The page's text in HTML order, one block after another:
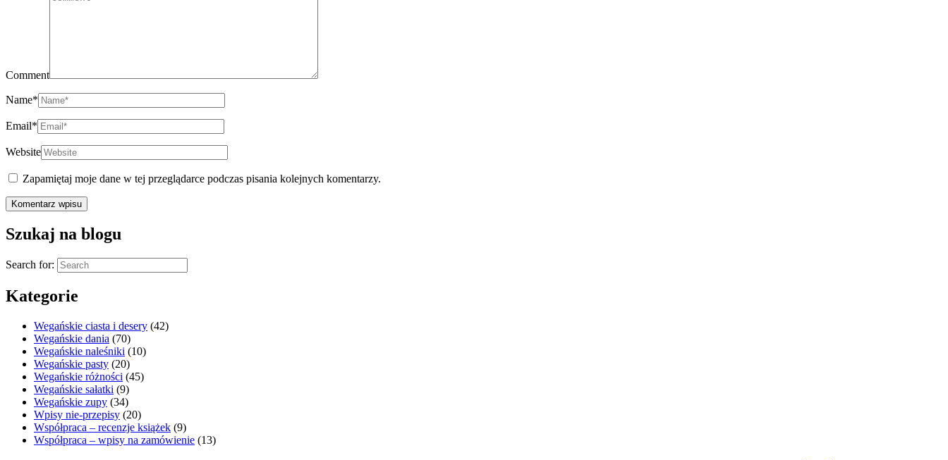
Comment
Name*
Email*
Website
Zapamiętaj moje dane w tej przeglądarce podczas pisania kolejnych komentarzy.
Szukaj na blogu
Search for:
Kategorie
Wegańskie ciasta i desery (42)
Wegańskie dania (70)
Wegańskie naleśniki (10)
Wegańskie pasty (20)
Wegańskie różności (45)
Wegańskie sałatki (9)
Wegańskie zupy (34)
Wpisy nie-przepisy (20)
Współpraca – recenzje książek (9)
Współpraca – wpisy na zamówienie (13)